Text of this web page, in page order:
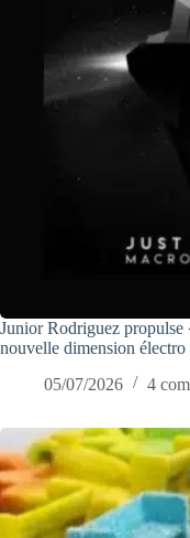
Junior Rodriguez propulse
nouvelle dimension électro
05/07/2026
4